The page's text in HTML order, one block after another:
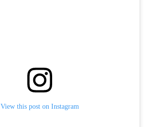
View this post on Instagram